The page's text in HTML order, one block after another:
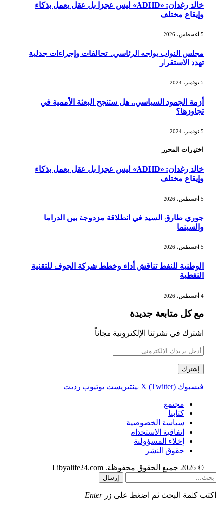
خالد رغدان: «ADHD» ليس عجزا بل عقل يعمل بذكاء
وإيقاع مختلف
مجلس النواب يواجه الرئاسي.. تحالفات وإجراءات جدلية
تهدد الاستقرار
أزمة الجمود السياسي.. هل ستنجح البعثة الأممية في
تجاوزها؟
اختيارات المحرر
خالد رغدان: «ADHD» ليس عجزا بل عقل يعمل بذكاء
وإيقاع مختلف
جوري طارق السيد في انطلاقة مزدوجة بين الدراما
والسينما
الوطنية للنفط تناقش أداء وخطط شركة الجوف للتقنية
النفطية
مع كل متابعة جديدة
اشترك في نشرتنا الإلكترونية مجاناً
فيسبوك X (Twitter) بينتيريست يوتيوب رديت
مجتمع
كتابنا
سياسة الخصوصية
اتفاقية الاستخدام
إخلاء المسؤولية
حقوق النشر
© 2026 جميع الحقوق محفوظة. Libyalife24.com
إرسال
اكتب كلمة البحث ثم اضغط على زر Enter